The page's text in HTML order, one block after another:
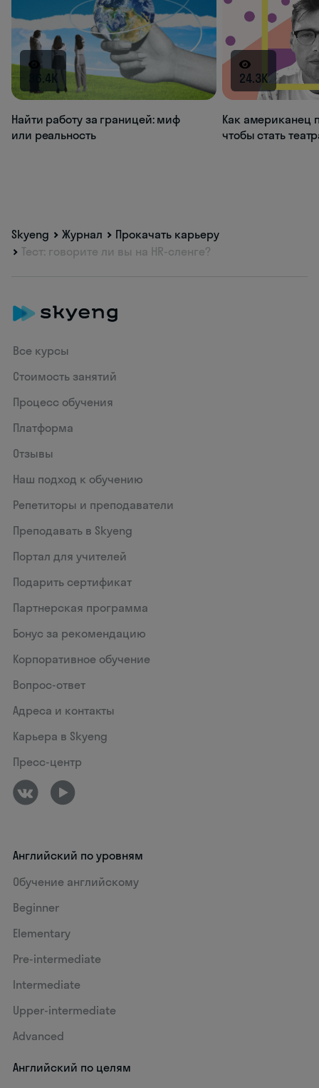
36.4K
Найти работу за границей: миф
или реальность
24.3K
Как американец
чтобы стать
Skyeng Журнал
Прокачать карьеру
Тест: говорите ли вы на HR-сленге?
Все курсы
Стоимость занятий
Процесс обучения
Платформа
Отзывы
Наш подход к обучению
Репетиторы и преподаватели
Преподавать в Skyeng
Портал для учителей
Подарить сертификат
Партнерская программа
Бонус за рекомендацию
Корпоративное обучение
Вопрос-ответ
Адреса и контакты
Карьера в Skyeng
Пресс-центр
Английский по уровням
Обучение английскому
Beginner
Elementary
Pre-intermediate
Intermediate
Upper-intermediate
Advanced
Английский по целям